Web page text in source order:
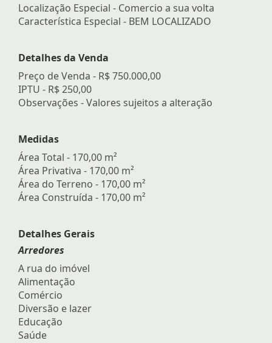
Localização Especial - Comercio a sua volta
Característica Especial - BEM LOCALIZADO
Detalhes da Venda
Preço de Venda - R$ 750.000,00
IPTU - R$ 250,00
Observações - Valores sujeitos a alteração
Medidas
Área Total - 170,00 m²
Área Privativa - 170,00 m²
Área do Terreno - 170,00 m²
Área Construída - 170,00 m²
Detalhes Gerais
Arredores
A rua do imóvel
Alimentação
Comércio
Diversão e lazer
Educação
Saúde